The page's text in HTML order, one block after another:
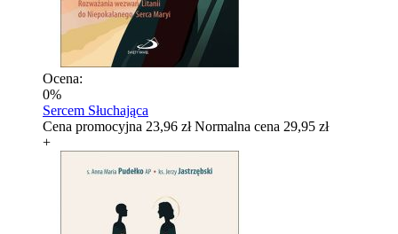
Ocena:
0%
Sercem Słuchająca
Cena promocyjna 23,96 zł Normalna cena 29,95 zł
+